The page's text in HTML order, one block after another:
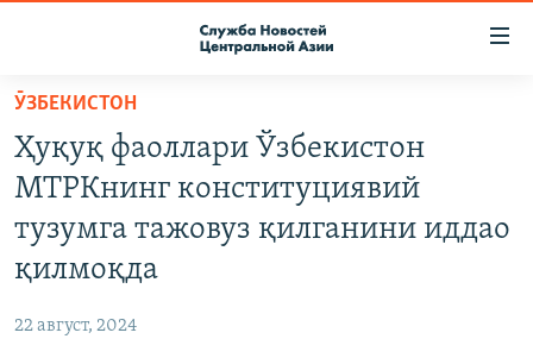
Вернуться
основному
содержанию
главной
Вернутся
О ПРОЕКТЕ
ПОДПИСКА
МИГРАНТ МЕДИА
ӮЗБЕКИСТОН
Ҳуқуқ фаоллари Ўзбекистон
МТРКнинг конституциявий
тузумга тажовуз қилганини иддао
қилмоқда
22 август, 2024